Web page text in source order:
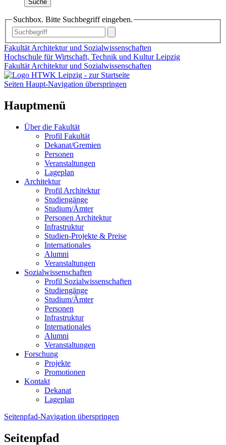
Suche
Suchbox. Bitte Suchbegriff eingeben.
Fakultät Architektur und Sozialwissenschaften
Hochschule für Wirtschaft, Technik und Kultur Leipzig
Fakultät Architektur und Sozialwissenschaften
Seiten Haupt-Navigation überspringen
Hauptmenü
Über die Fakultät
Profil Fakultät
Dekanat/Gremien
Personen
Veranstaltungen
Lageplan
Architektur
Profil Architektur
Studiengänge
Studium/Ämter
Personen Architektur
Infrastruktur
Studien-Projekte & Preise
Internationales
Alumni
Veranstaltungen
Sozialwissenschaften
Profil Sozialwissenschaften
Studiengänge
Studium/Ämter
Personen
Infrastruktur
Internationales
Alumni
Veranstaltungen
Forschung
Projekte
Promotionen
Kontakt
Dekanat
Lageplan
Seitenpfad-Navigation überspringen
Seitenpfad